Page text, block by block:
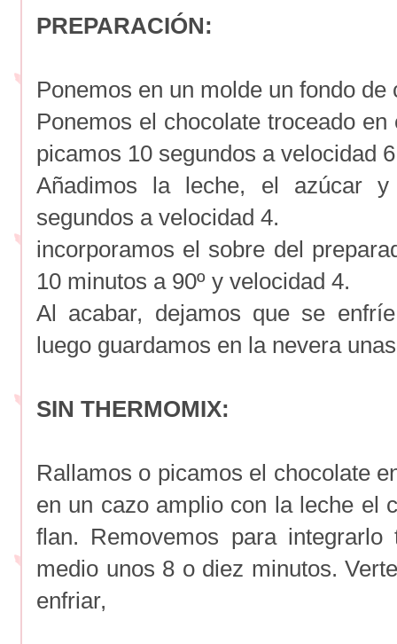
PREPARACIÓN:
Ponemos en un molde un fondo
Ponemos el chocolate troceado
picamos 10 segundos a velocidad
Añadimos la leche, el azúcar
segundos a velocidad 4.
incorporamos el sobre del
10 minutos a 90º y velocidad 4.
Al acabar, dejamos que se
luego guardamos en la nevera
SIN THERMOMIX:
Rallamos o picamos el chocolate
en un cazo amplio con la leche el
flan. Removemos para
medio unos 8 o diez minutos.
enfriar,